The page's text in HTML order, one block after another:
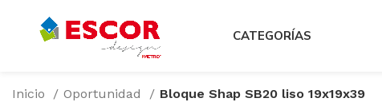
CATEGORÍAS
Inicio Oportunidad Bloque Shap SB20 liso 19x19x39